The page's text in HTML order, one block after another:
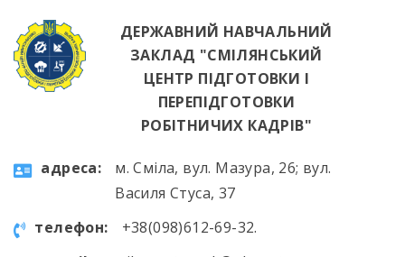
ДЕРЖАВНИЙ НАВЧАЛЬНИЙ
ЗАКЛАД "СМІЛЯНСЬКИЙ
ЦЕНТР ПІДГОТОВКИ І
ПЕРЕПІДГОТОВКИ
РОБІТНИЧИХ КАДРІВ"
aдресa:
м. Сміла, вул. Мазура, 26; вул.
Василя Стуса, 37
телефон:
+38(098)612-69-32.